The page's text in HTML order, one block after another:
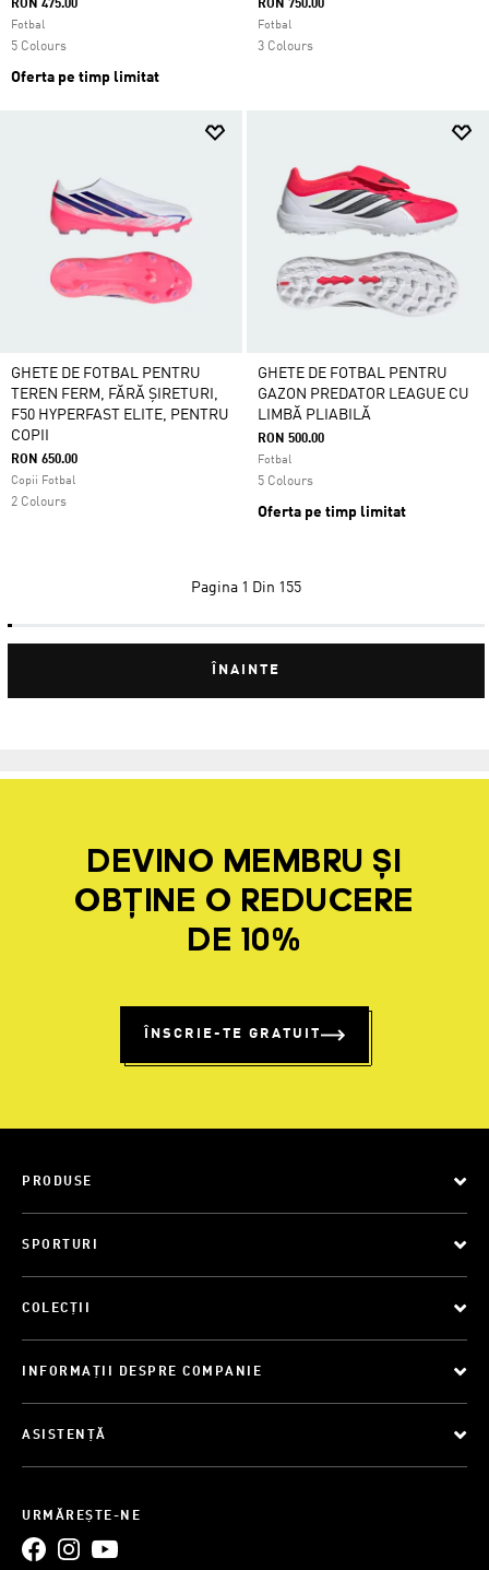
RON 475.00
Fotbal
5 Colours
Oferta pe timp limitat
RON 750.00
Fotbal
3 Colours
GHETE DE FOTBAL PENTRU
TEREN FERM, FĂRĂ ȘIRETURI,
F50 HYPERFAST ELITE, PENTRU
COPII
RON 650.00
Copii Fotbal
2 Colours
GHETE DE FOTBAL PENTRU
GAZON PREDATOR LEAGUE CU
LIMBĂ PLIABILĂ
RON 500.00
Fotbal
5 Colours
Oferta pe timp limitat
Pagina 1 Din 155
ÎNAINTE
DEVINO MEMBRU ȘI
OBȚINE O REDUCERE
DE 10%
ÎNSCRIE-TE GRATUIT
PRODUSE
SPORTURI
COLECȚII
INFORMAȚII DESPRE COMPANIE
ASISTENȚĂ
URMĂREȘTE-NE